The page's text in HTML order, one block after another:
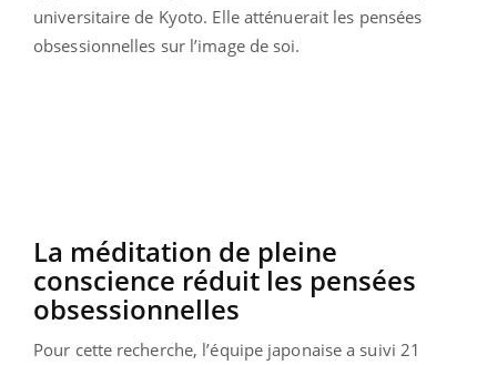
universitaire de Kyoto. Elle atténuerait les pensées
obsessionnelles sur l’image de soi.
La méditation de pleine
conscience réduit les pensées
obsessionnelles
Pour cette recherche, l’équipe japonaise a suivi 21